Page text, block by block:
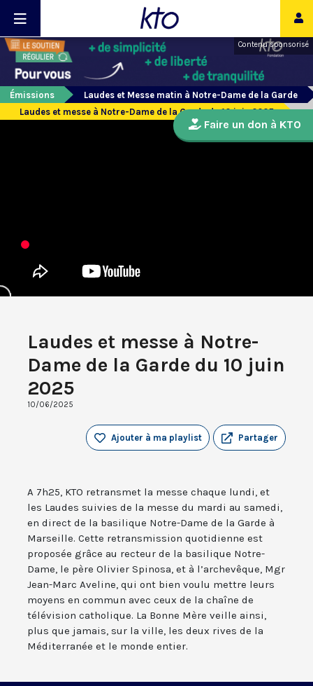
Contenu sponsorisé
Émissions
Laudes et Messe matin à Notre-Dame de la Garde
Laudes et messe à Notre-Dame de la Garde du 10 juin 2025
Laudes et messe à Notre-
Dame de la Garde du 10 juin
2025
10/06/2025
Partager
Ajouter à ma playlist
A 7h25, KTO retransmet la messe chaque lundi, et
les Laudes suivies de la messe du mardi au samedi,
en direct de la basilique Notre-Dame de la Garde à
Marseille. Cette retransmission quotidienne est
proposée grâce au recteur de la basilique Notre-
Dame, le père Olivier Spinosa, et à l’archevêque, Mgr
Jean-Marc Aveline, qui ont bien voulu mettre leurs
moyens en commun avec ceux de la chaîne de
télévision catholique. La Bonne Mère veille ainsi,
plus que jamais, sur la ville, les deux rives de la
Méditerranée et le monde entier.
Faire un don à KTO